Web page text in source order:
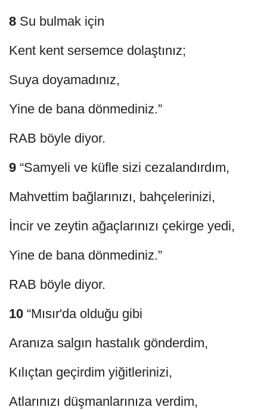
8 Su bulmak için
Kent kent sersemce dolaştınız;
Suya doyamadınız,
Yine de bana dönmediniz.”
RAB böyle diyor.
9 “Samyeli ve küfle sizi cezalandırdım,
Mahvettim bağlarınızı, bahçelerinizi,
İncir ve zeytin ağaçlarınızı çekirge yedi,
Yine de bana dönmediniz.”
RAB böyle diyor.
10 “Mısır'da olduğu gibi
Aranıza salgın hastalık gönderdim,
Kılıçtan geçirdim yiğitlerinizi,
Atlarınızı düşmanlarınıza verdim,